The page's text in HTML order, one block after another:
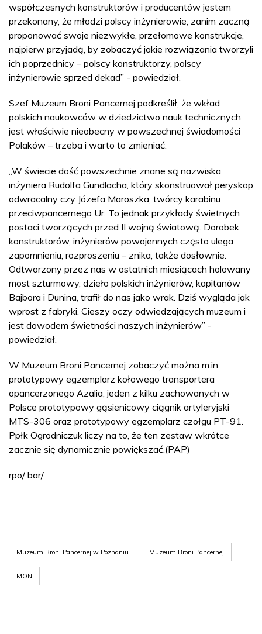
współczesnych konstruktorów i producentów jestem
przekonany, że młodzi polscy inżynierowie, zanim zaczną
proponować swoje niezwykłe, przełomowe konstrukcje,
najpierw przyjadą, by zobaczyć jakie rozwiązania tworzyli
ich poprzednicy – polscy konstruktorzy, polscy
inżynierowie sprzed dekad” - powiedział.
Szef Muzeum Broni Pancernej podkreślił, że wkład
polskich naukowców w dziedzictwo nauk technicznych
jest właściwie nieobecny w powszechnej świadomości
Polaków – trzeba i warto to zmieniać.
„W świecie dość powszechnie znane są nazwiska
inżyniera Rudolfa Gundlacha, który skonstruował peryskop
odwracalny czy Józefa Maroszka, twórcy karabinu
przeciwpancernego Ur. To jednak przykłady świetnych
postaci tworzących przed II wojną światową. Dorobek
konstruktorów, inżynierów powojennych często ulega
zapomnieniu, rozproszeniu – znika, także dosłownie.
Odtworzony przez nas w ostatnich miesiącach holowany
most szturmowy, dzieło polskich inżynierów, kapitanów
Bajbora i Dunina, trafił do nas jako wrak. Dziś wygląda jak
wprost z fabryki. Cieszy oczy odwiedzających muzeum i
jest dowodem świetności naszych inżynierów” -
powiedział.
W Muzeum Broni Pancernej zobaczyć można m.in.
prototypowy egzemplarz kołowego transportera
opancerzonego Azalia, jeden z kilku zachowanych w
Polsce prototypowy gąsienicowy ciągnik artyleryjski
MTS-306 oraz prototypowy egzemplarz czołgu PT-91.
Ppłk Ogrodniczuk liczy na to, że ten zestaw wkrótce
zacznie się dynamicznie powiększać.(PAP)
rpo/ bar/
Muzeum Broni Pancernej w Poznaniu Muzeum Broni Pancernej
MON